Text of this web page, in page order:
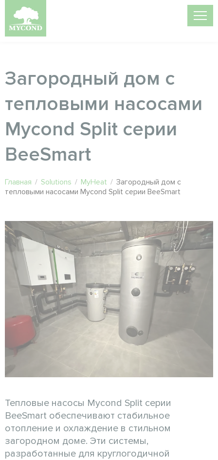
Загородный дом с
тепловыми насосами
Mycond Split серии
BeeSmart
Главная / Solutions / MyHeat / Загородный дом с
тепловыми насосами Mycond Split серии BeeSmart
Тепловые насосы Mycond Split серии
BeeSmart обеспечивают стабильное
отопление и охлаждение в стильном
загородном доме. Эти системы,
разработанные для круглогодичной